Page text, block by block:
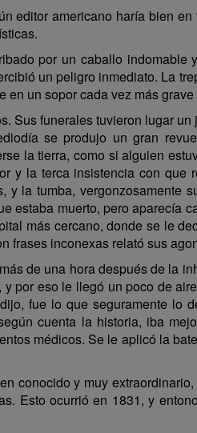
editor americano haría bien
por un caballo
un peligro inmediato. La
un sopor cada vez más
Sus funerales tuvieron lugar
se produjo un gran
la tierra, como si alguien
y la terca insistencia con que
la tumba, vergonzosamente
muerto, pero aparecía
más cercano, donde se le
frases inconexas relató sus
de una hora después de la
por eso le llegó un poco de
fue lo que seguramente lo
cuenta la historia, iba
médicos. Se le aplicó la
conocido y muy
Esto ocurrió en 1831, y